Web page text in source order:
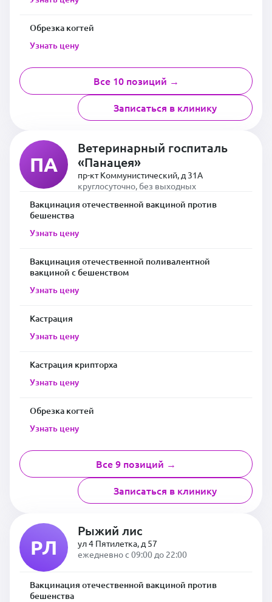
Обрезка когтей
Узнать цену
Все 10 позиций →
Записаться в клинику
ПА
Ветеринарный госпиталь
«Панацея»
пр-кт Коммунистический, д 31А
круглосуточно, без выходных
Вакцинация отечественной вакциной против
бешенства
Узнать цену
Вакцинация отечественной поливалентной
вакциной с бешенством
Узнать цену
Кастрация
Узнать цену
Кастрация крипторха
Узнать цену
Обрезка когтей
Узнать цену
Все 9 позиций →
Записаться в клинику
РЛ
Рыжий лис
ул 4 Пятилетка, д 57
ежедневно с 09:00 до 22:00
Вакцинация отечественной вакциной против
бешенства